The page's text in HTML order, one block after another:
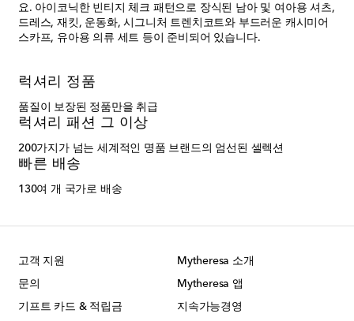
요. 아이코닉한 빈티지 체크 패턴으로 장식된 남아 및 여아용 셔츠,
드레스, 재킷, 운동화, 시그니처 트렌치코트와 부드러운 캐시미어
스카프, 유아용 의류 세트 등이 준비되어 있습니다.
럭셔리 정품
품질이 보장된 정품만을 취급
럭셔리 패션 그 이상
200가지가 넘는 세계적인 명품 브랜드의 엄선된 셀렉션
빠른 배송
130여 개 국가로 배송
고객 지원
문의
기프트 카드 & 적립금
Mytheresa 소개
Mytheresa 앱
지속가능경영